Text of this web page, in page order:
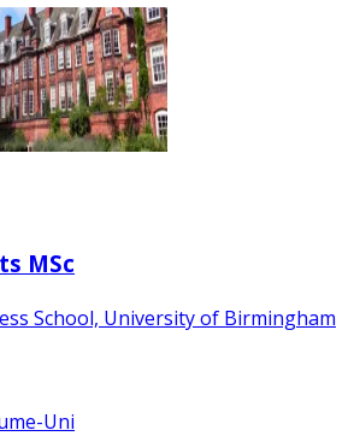
MSc
School, University of Birmingham
Uni